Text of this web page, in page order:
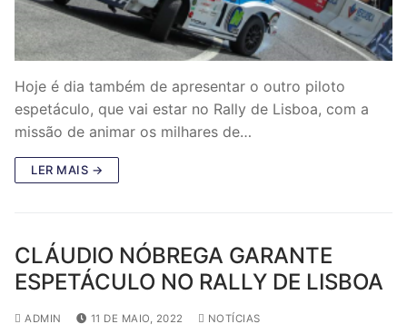
Hoje é dia também de apresentar o outro piloto
espetáculo, que vai estar no Rally de Lisboa, com a
missão de animar os milhares de…
LER MAIS →
CLÁUDIO NÓBREGA GARANTE
ESPETÁCULO NO RALLY DE LISBOA
ADMIN 11 DE MAIO, 2022 NOTÍCIAS